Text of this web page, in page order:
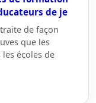
de je
de façon
que les
écoles de